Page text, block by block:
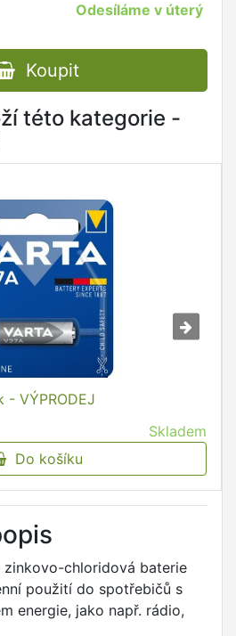
Odesíláme v úterý
Koupit
této kategorie -
- VÝPRODEJ
Skladem
Do košíku
zinkovo-chloridová baterie
použití do spotřebičů s
energie, jako např. rádio,